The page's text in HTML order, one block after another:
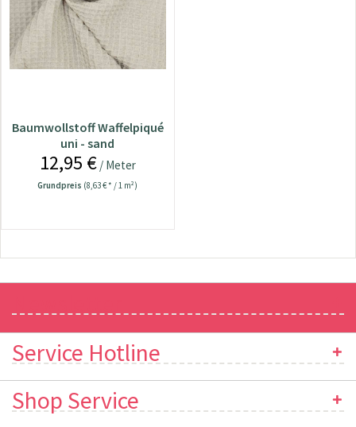
Baumwollstoff Waffelpiqué
uni - sand
12,95 €/ Meter
Grundpreis (8,63 € * / 1 m²)
Service Hotline
Shop Service